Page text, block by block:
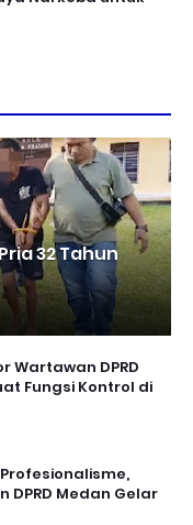
32 Tahun
Wartawan DPRD
Fungsi Kontrol di
Medan Gelar